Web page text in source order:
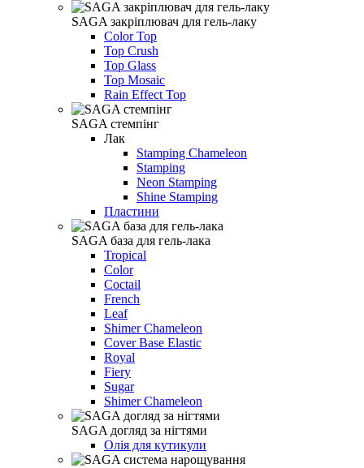
SAGA закріплювач для гель-лаку
Color Top
Top Crush
Top Glass
Top Mosaic
Rain Effect Top
SAGA стемпінг
Лак
Stamping Chameleon
Stamping
Neon Stamping
Shine Stamping
Пластини
SAGA база для гель-лака
Tropical
Color
Coctail
French
Leaf
Shimer Chameleon
Cover Base Elastic
Royal
Fiery
Sugar
Shimer Chameleon
SAGA догляд за нігтями
Олія для кутикули